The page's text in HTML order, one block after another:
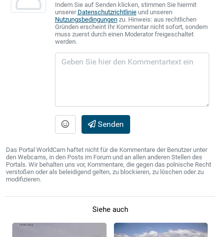
Indem Sie auf Senden klicken, stimmen Sie hiermit
unserer Datenschutzrichtlinieund unseren
Nutzungsbedingungenzu. Hinweis: aus rechtlichen
Gründen erscheint Ihr Kommentar nicht sofort, sondern
muss zuerst durch einen Moderator freigeschaltet
werden.
Senden
Das Portal WorldCam haftet nicht für die Kommentare der Benutzer unter
den Webcams, in den Posts im Forum und an allen anderen Stellen des
Portals. Wir behalten uns vor, Kommentare, die gegen das polnische Recht
verstoßen oder als beleidigend gelten, zu blockieren, zu löschen oder zu
modifizieren.
Siehe auch